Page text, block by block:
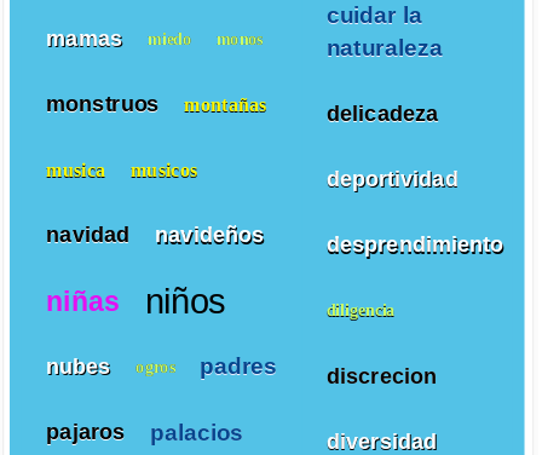
cuidar la
naturaleza
delicadeza
deportividad
desprendimiento
diligencia
discrecion
diversidad
mamas miedo monos
monstruos montañas
musica musicos
navidad navideños
niñas niños
nubes ogros padres
pajaros palacios